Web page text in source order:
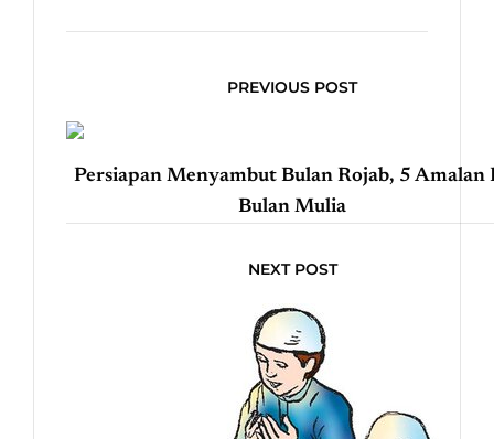
PREVIOUS POST
Persiapan Menyambut Bulan Rojab, 5 Amalan
Bulan Mulia
NEXT POST